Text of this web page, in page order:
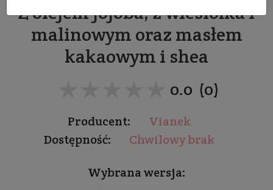
Z olejem jojoba, z wiesiołka i
malinowym oraz masłem
kakaowym i shea
0.0 (0)
Producent:
Vianek
Dostępność:
Chwilowy brak
Wybrana wersja: